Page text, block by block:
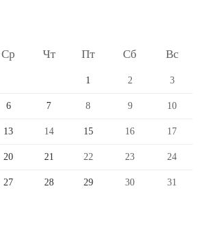
Ср Чт Пт Сб Вс
1 2 3
6 7 8 9 10
13 14 15 16 17
20 21 22 23 24
27 28 29 30
31